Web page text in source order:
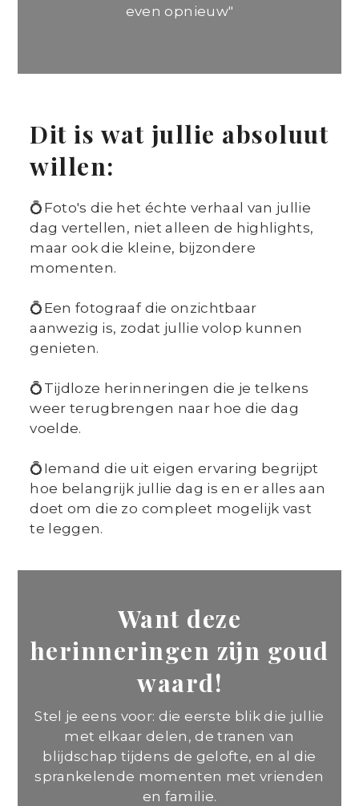
even opnieuw"
Dit is wat jullie absoluut
willen:
💍Foto's die het échte verhaal van jullie
dag vertellen, niet alleen de highlights,
maar ook die kleine, bijzondere
momenten.
💍Een fotograaf die onzichtbaar
aanwezig is, zodat jullie volop kunnen
genieten.
💍Tijdloze herinneringen die je telkens
weer terugbrengen naar hoe die dag
voelde.
💍Iemand die uit eigen ervaring begrijpt
hoe belangrijk jullie dag is en er alles aan
doet om die zo compleet mogelijk vast
te leggen.
Want deze
herinneringen zijn goud
waard!
Stel je eens voor: die eerste blik die jullie
met elkaar delen, de tranen van
blijdschap tijdens de gelofte, en al die
sprankelende momenten met vrienden
en familie.